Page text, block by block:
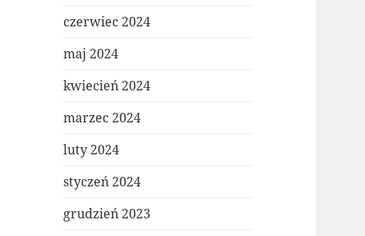
czerwiec 2024
maj 2024
kwiecień 2024
marzec 2024
luty 2024
styczeń 2024
grudzień 2023